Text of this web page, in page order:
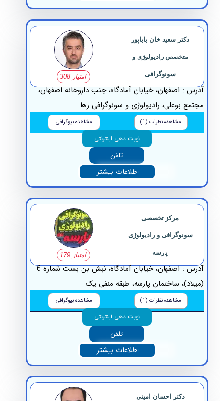
دکتر سعید خان باباپور
متخصص رادیولوژی و
سونوگرافی
: اصفهان، خیابان آمادگاه، جنب داروخانه اصفهان،
بوعلی، رادیولوژی و سونوگرافی رها
مشاهده نظرات (1) مشاهده بیوگرافی
نوبت دهی اینترنتی
تلفن
اطلاعات بیشتر
مرکز تخصصی
سونوگرافی و رادیولوژی
آدرس : اصفهان، خیابان آمادگاه، نبش بن بست شماره 6
ساختمان پارسه، طبقه منفی یک
مشاهده نظرات (1) مشاهده بیوگرافی
نوبت دهی اینترنتی
تلفن
اطلاعات بیشتر
دکتر احسان امینی